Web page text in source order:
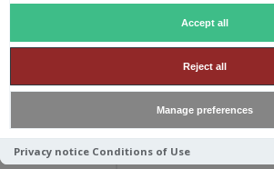
Accept all
Reject all
Manage preferences
Privacy notice Conditions of Use
BIENVENUE
BOUTIQUE
NOUVEAU CLIENT